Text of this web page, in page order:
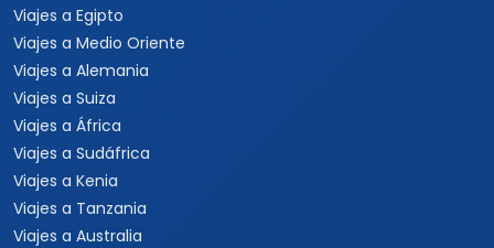
Viajes a Egipto
Viajes a Medio Oriente
Viajes a Alemania
Viajes a Suiza
Viajes a África
Viajes a Sudáfrica
Viajes a Kenia
Viajes a Tanzania
Viajes a Australia